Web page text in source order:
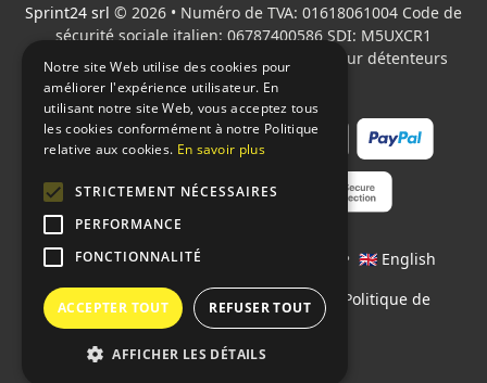
Sprint24 srl © 2026 • Numéro de TVA: 01618061004 Code de
sécurité sociale italien: 06787400586 SDI: M5UXCR1
Tous les logos cités sont la propriété de leur détenteurs
respectifs.
Langages: 🇮🇹 Italiano • 🇬🇧 English
Contrats • Conditions de paiement •
Politique de
confidentialité
Notre site Web utilise des cookies pour
améliorer l'expérience utilisateur. En
utilisant notre site Web, vous acceptez tous
les cookies conformément à notre Politique
relative aux cookies. En savoir plus
STRICTEMENT NÉCESSAIRES
PERFORMANCE
FONCTIONNALITÉ
ACCEPTER TOUT REFUSER TOUT
AFFICHER LES DÉTAILS